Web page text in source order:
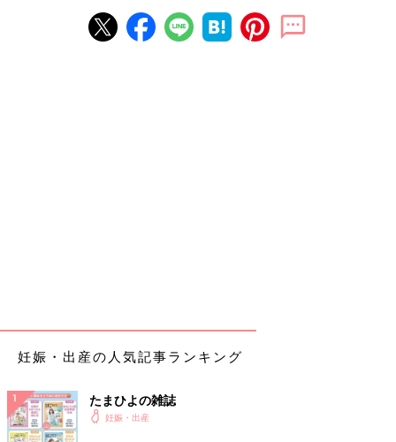
監修／杉本充弘先生 取材・文／たまひよONLINE編集部
妊娠・出産の人気記事ランキング
たまひよの雑誌
妊娠・出産